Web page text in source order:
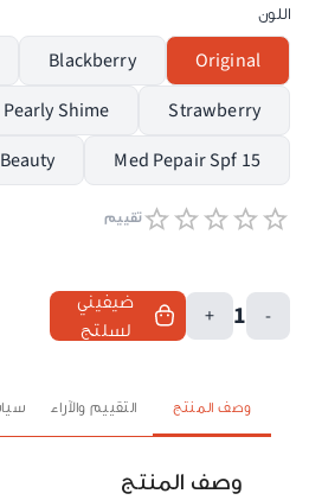
اللون
Original
Blackberry
Strawberry
Pearly Shime
Med Pepair Spf 15
تقييم
-
1
+
ضيفيني
لسلتج
وصف المنتج التقييم والآراء
وصف المنتج